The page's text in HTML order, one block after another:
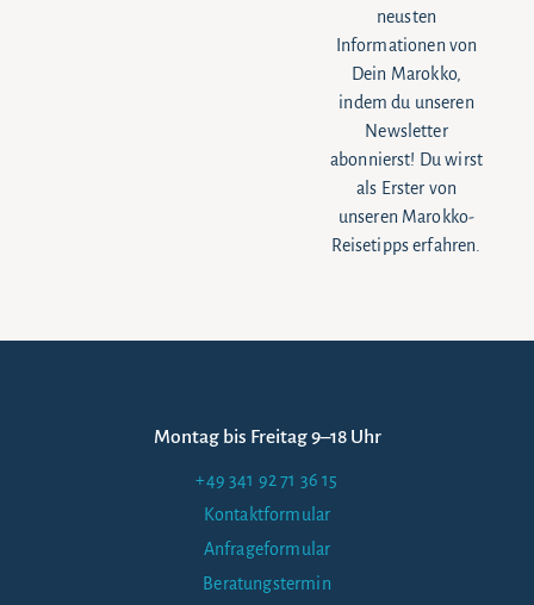
neusten
Informationen von
Dein Marokko,
indem du unseren
Newsletter
abonnierst! Du wirst
als Erster von
unseren Marokko-
Reisetipps erfahren.
Montag bis Freitag 9–18 Uhr
+49 341 92 71 36 15
Kontaktformular
Anfrageformular
Beratungstermin